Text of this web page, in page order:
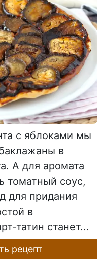
с яблоками мы
в
А для аромата
томатный соус,
для придания
в
татин станет...
рецепт